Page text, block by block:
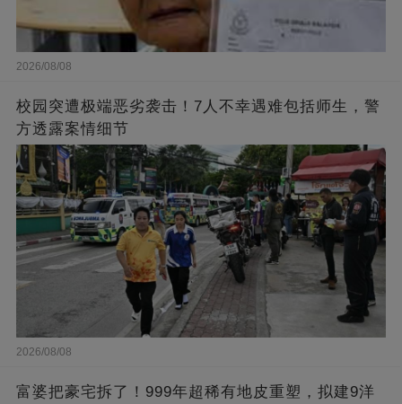
2026/08/08
校园突遭极端恶劣袭击！7人不幸遇难包括师生，警
方透露案情细节
2026/08/08
富婆把豪宅拆了！999年超稀有地皮重塑，拟建9洋